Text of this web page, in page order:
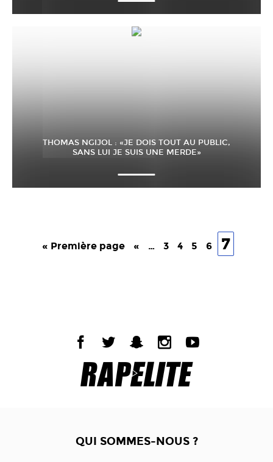
THOMAS NGIJOL : «JE DOIS TOUT AU PUBLIC,
SANS LUI JE SUIS UNE MERDE»
« Première page « … 3 4 5 6 7
QUI SOMMES-NOUS ?